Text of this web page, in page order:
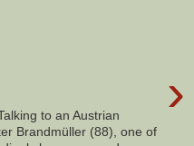
›
to an Austrian
Brandmüller (88), one of